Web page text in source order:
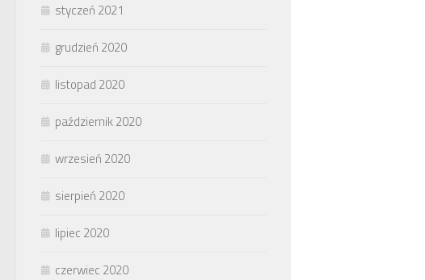
styczeń 2021
grudzień 2020
listopad 2020
październik 2020
wrzesień 2020
sierpień 2020
lipiec 2020
czerwiec 2020